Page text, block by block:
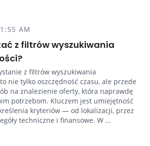
AM
z filtrów wyszukiwania
z filtrów wyszukiwania
nie tylko oszczędność czasu, ale przede
na znalezienie oferty, która naprawdę
potrzebom. Kluczem jest umiejętność
kryteriów — od lokalizacji, przez
techniczne i finansowe. W ...